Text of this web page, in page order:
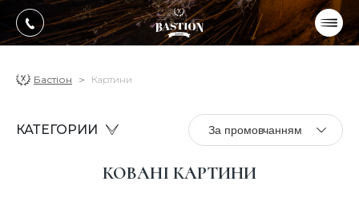
ПОСЛУГИ
Бастіон Картини
КАТЕГОРИИ
КОВАНІ КАРТИНИ
За промовчанням